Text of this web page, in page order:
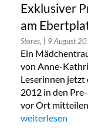
Exklusiver
am
Stores, | 9 August
Ein
von Anne-
Leserinnen jetzt
2012 in den
vor Ort
„Exklusiver Pre-
weiterlesen